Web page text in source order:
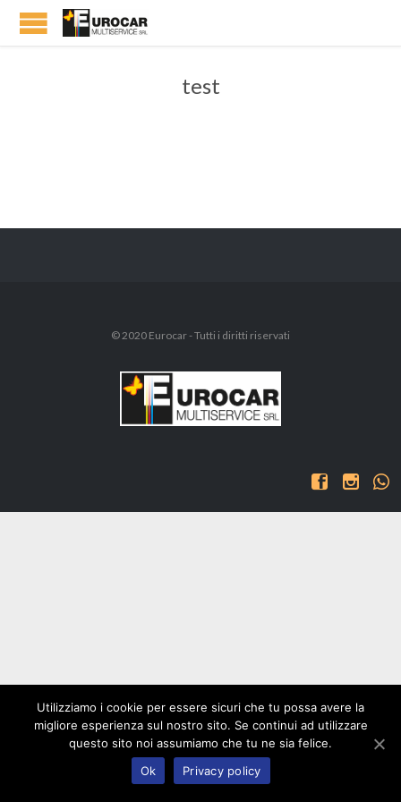
test
© 2020 Eurocar - Tutti i diritti riservati
  
Utilizziamo i cookie per essere sicuri che tu possa avere la
migliore esperienza sul nostro sito. Se continui ad utilizzare
questo sito noi assumiamo che tu ne sia felice.
Ok
Privacy policy